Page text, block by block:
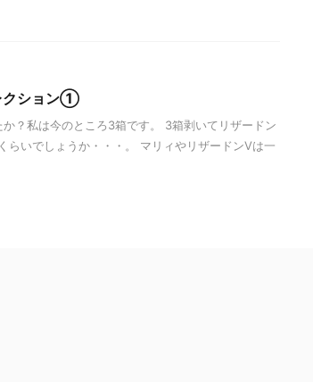
クション①
？私は今のところ3箱です。 3箱剥いてリザードン
らいでしょうか・・・。 マリィやリザードンVは一